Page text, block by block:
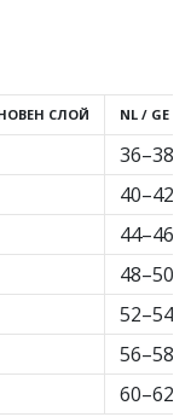
СЛОЙ NL / GE
36–38
40–42
44–46
48–50
52–54
56–58
60–62